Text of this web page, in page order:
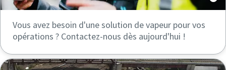
Vous avez besoin d'une solution de vapeur pour vos
opérations ? Contactez-nous dès aujourd'hui !